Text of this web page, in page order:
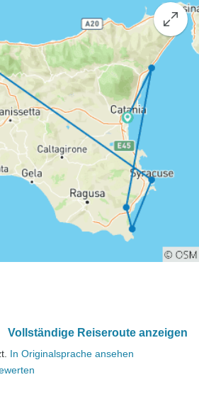
Vollständige Reiseroute anzeigen
In Originalsprache ansehen